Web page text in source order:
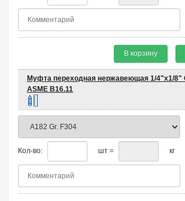
В корзину
Муфта переходная нержавеющая 1/4"х1/8"
ASME B16.11
Кол-во: шт = кг